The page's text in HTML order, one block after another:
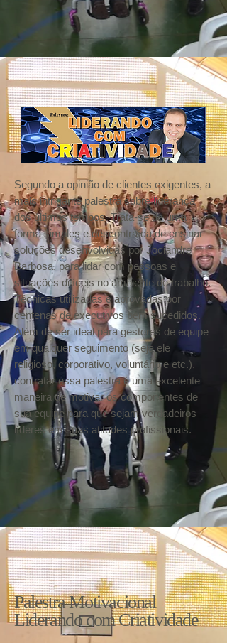
Segundo a opinião de clientes exigentes, a
mais intrigante palestra sobre liderança
dos últimos tempos. Trata-se de uma
forma simples e descontraída de ensinar
soluções desenvolvidas por Jociandre
Barbosa, para lidar com pessoas e
situações difíceis no ambiente de trabalho.
Técnicas utilizadas e aprovadas por
centenas de executivos bem sucedidos.
Além de ser ideal para gestores de equipe
em qualquer seguimento (seja ele
religioso, corporativo, voluntário e etc.),
contratar essa palestra é uma excelente
maneira de motivar os componentes de
sua equipe para que sejam verdadeiros
líderes em suas atitudes profissionais.
Palestra Motivacional
Liderando com Criatividade